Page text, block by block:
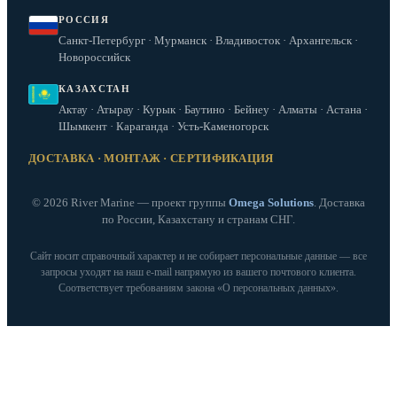
РОССИЯ
Санкт-Петербург · Мурманск · Владивосток · Архангельск ·
Новороссийск
КАЗАХСТАН
Актау · Атырау · Курык · Баутино · Бейнеу · Алматы · Астана ·
Шымкент · Караганда · Усть-Каменогорск
ДОСТАВКА · МОНТАЖ · СЕРТИФИКАЦИЯ
© 2026 River Marine — проект группы Omega Solutions. Доставка
по России, Казахстану и странам СНГ.
Сайт носит справочный характер и не собирает персональные данные — все
запросы уходят на наш e‑mail напрямую из вашего почтового клиента.
Соответствует требованиям закона «О персональных данных».